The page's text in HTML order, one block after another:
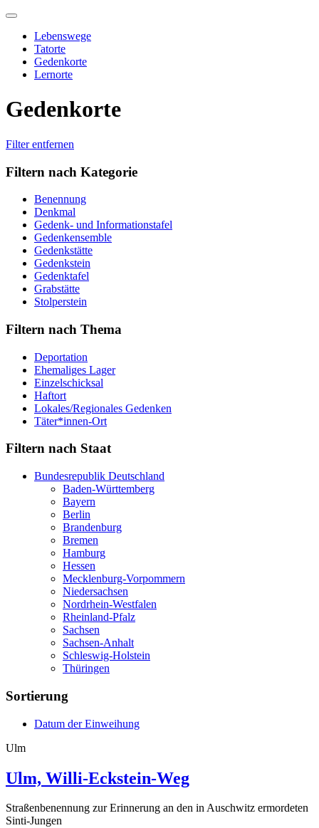
Skip
contentLebenswege
Tatorte
Gedenkorte
Lernorte
Gedenkorte
Filter entfernen
Filtern nach Kategorie
Benennung
Denkmal
Gedenk- und Informationstafel
Gedenkensemble
Gedenkstätte
Gedenkstein
Gedenktafel
Grabstätte
Stolperstein
Filtern nach Thema
Deportation
Ehemaliges Lager
Einzelschicksal
Haftort
Lokales/Regionales Gedenken
Täter*innen-Ort
Filtern nach Staat
Bundesrepublik Deutschland
Baden-Württemberg
Bayern
Berlin
Brandenburg
Bremen
Hamburg
Hessen
Mecklenburg-Vorpommern
Niedersachsen
Nordrhein-Westfalen
Rheinland-Pfalz
Sachsen
Sachsen-Anhalt
Schleswig-Holstein
Thüringen
Sortierung
Datum der Einweihung
Ulm
Ulm, Willi-Eckstein-Weg
Straßenbenennung zur Erinnerung an den in Auschwitz ermordeten
Sinti-Jungen